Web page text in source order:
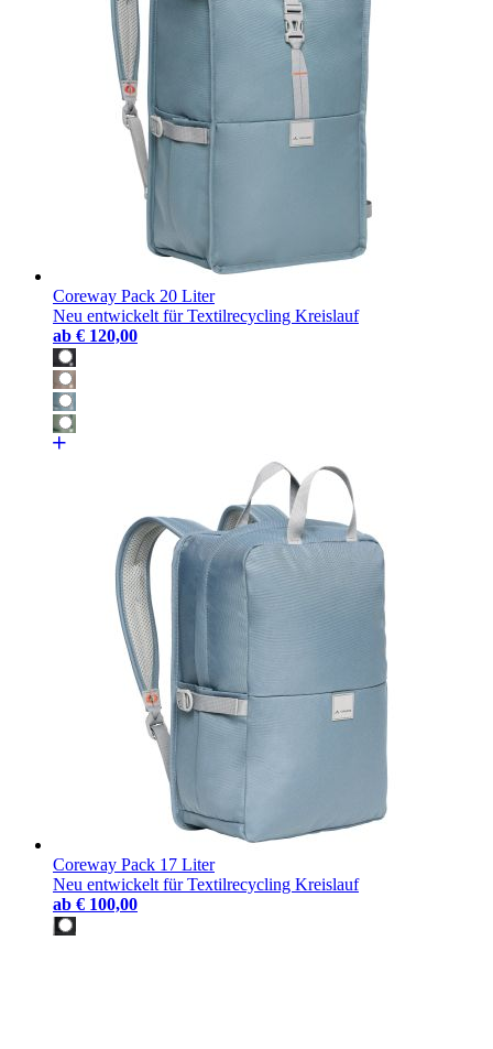
Coreway Pack 20 Liter
Neu entwickelt für Textilrecycling Kreislauf
ab € 120,00
Coreway Pack 17 Liter
Neu entwickelt für Textilrecycling Kreislauf
ab € 100,00